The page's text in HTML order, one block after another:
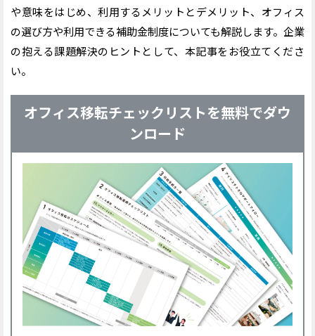
や意味をはじめ、利用するメリットとデメリット、オフィス
の選び方や利用できる補助金制度についても解説します。企業
の抱える課題解決のヒントとして、本記事をお役立てくださ
い。
オフィス移転チェックリストを無料でダウ
ンロード